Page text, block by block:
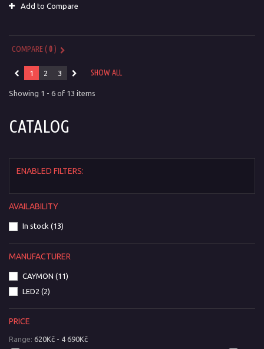
Add to Compare
COMPARE (0)
SHOW ALL
1 2 3
Showing 1 - 6 of 13 items
CATALOG
ENABLED FILTERS:
AVAILABILITY
In stock (13)
MANUFACTURER
CAYMON (11)
LED2 (2)
PRICE
Range: 620Kč - 4 690Kč